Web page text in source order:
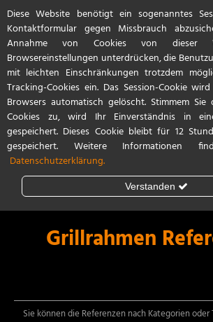
Start Referenzen
Lackschutzfolie
Porsche
Grillrahmen
Sie können die Referenzen nach Kategorien
Diese Website benötigt ein sogenanntes
Kontaktformular gegen Missbrauch
Annahme von Cookies von dieser
Browsereinstellungen unterdrücken, die
mit leichten Einschränkungen trotzdem
Tracking-Cookies ein. Das Session-Cookie
Browsers automatisch gelöscht. Stimmem
Cookies zu, wird Ihr Einverständnis in
gespeichert. Dieses Cookie bleibt für 12
gespeichert. Weitere
Datenschutzerklärung.
Verstanden